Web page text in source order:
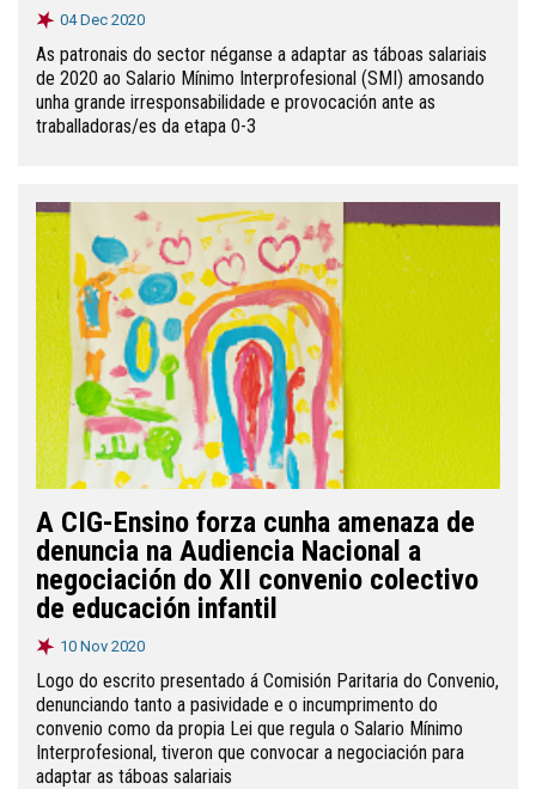
04 Dec 2020
As patronais do sector néganse a adaptar as táboas salariais
de 2020 ao Salario Mínimo Interprofesional (SMI) amosando
unha grande irresponsabilidade e provocación ante as
traballadoras/es da etapa 0-3
A CIG-Ensino forza cunha amenaza de
denuncia na Audiencia Nacional a
negociación do XII convenio colectivo
de educación infantil
10 Nov 2020
Logo do escrito presentado á Comisión Paritaria do Convenio,
denunciando tanto a pasividade e o incumprimento do
convenio como da propia Lei que regula o Salario Mínimo
Interprofesional, tiveron que convocar a negociación para
adaptar as táboas salariais